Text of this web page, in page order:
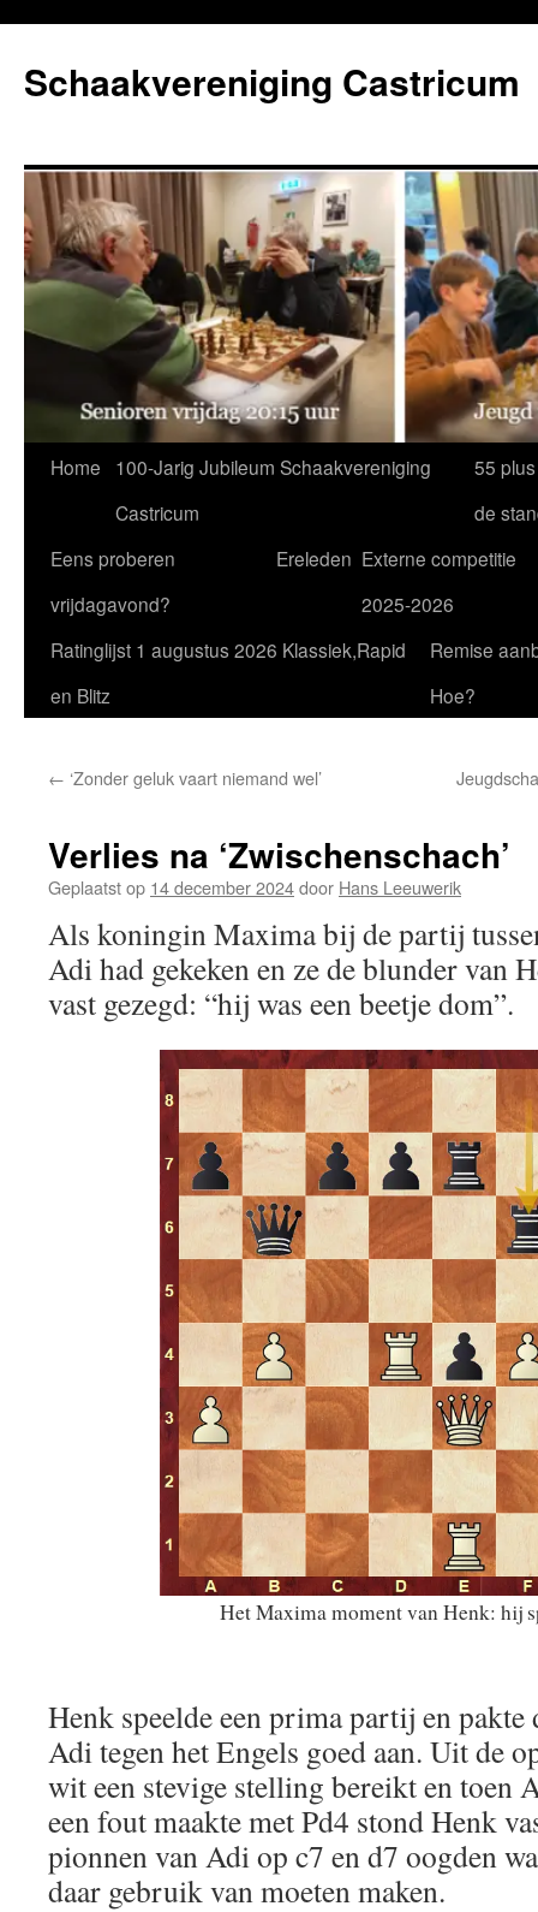
de
inhoud
Schaakvereniging Castricum
Home
100-Jarig Jubileum Schaakvereniging
Castricum
55
de
Eens proberen
vrijdagavond?
Ereleden Externe competitie
2025-2026
Ratinglijst 1 augustus 2026 Klassiek,Rapid
en Blitz
Remise
Hoe?
← ‘Zonder geluk vaart niemand wel’
Verlies na ‘Zwischenschach’
Geplaatst op 14 december 2024door Hans Leeuwerik
Als koningin Maxima bij de partij
Adi had gekeken en ze de blunder van
vast gezegd: “hij was een beetje dom”.
Het Maxima moment van Henk: hij
Henk speelde een prima partij en pakte
Adi tegen het Engels goed aan. Uit de
wit een stevige stelling bereikt en toen
een fout maakte met Pd4 stond Henk
pionnen van Adi op c7 en d7 oogden
daar gebruik van moeten maken.